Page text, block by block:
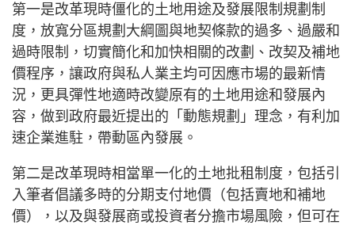
第一是改革現時僵化的土地用途及發展限制規劃制
度，放寬分區規劃大綱圖與地契條款的過多、過嚴和
過時限制，切實簡化和加快相關的改劃、改契及補地
價程序，讓政府與私人業主均可因應市場的最新情
況，更具彈性地適時改變原有的土地用途和發展內
容，做到政府最近提出的「動態規劃」理念，有利加
速企業進駐，帶動區內發展。
第二是改革現時相當單一化的土地批租制度，包括引
入筆者倡議多時的分期支付地價（包括賣地和補地
價），以及與發展商或投資者分擔市場風險，但可在